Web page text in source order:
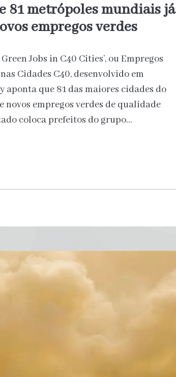
81 metrópoles mundiais já
empregos verdes
Jobs in C40 Cities’, ou Empregos
Cidades C40, desenvolvido em
aponta que 81 das maiores cidades do
novos empregos verdes de qualidade
coloca prefeitos do grupo…